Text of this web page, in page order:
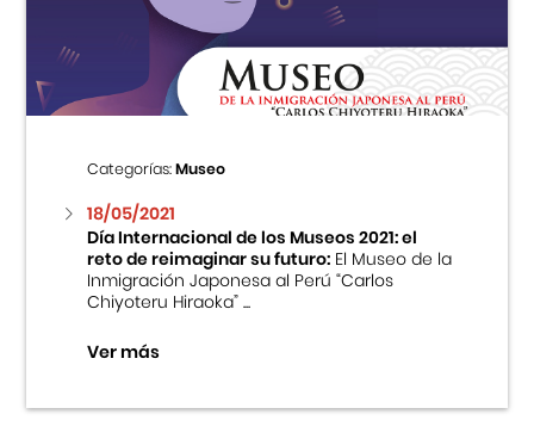
Centro Cultural Peruano Japonés
Cursos
Museo de la Inmigración Japonesa
Fondo Editorial
Teatro Peruano Japonés
Categorías:Museo
18/05/2021
Día Internacional de los Museos 2021: el
reto de reimaginar su futuro:El Museo de la
Inmigración Japonesa al Perú “Carlos
Chiyoteru Hiraoka” ...
Ver más